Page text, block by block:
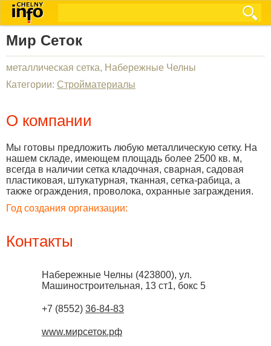
Мир Сеток
металлическая сетка, Набережные Челны
Категории: Стройматериалы
О компании
Мы готовы предложить любую металлическую сетку. На
нашем складе, имеющем площадь более 2500 кв. м,
всегда в наличии сетка кладочная, сварная, садовая
пластиковая, штукатурная, тканная, сетка-рабица, а
также ограждения, проволока, охранные заграждения.
Год создания организации:
Контакты
Набережные Челны (423800), ул.
Машиностроительная, 13 ст1, бокс 5
+7 (8552) 36-84-83
www.мирсеток.рф